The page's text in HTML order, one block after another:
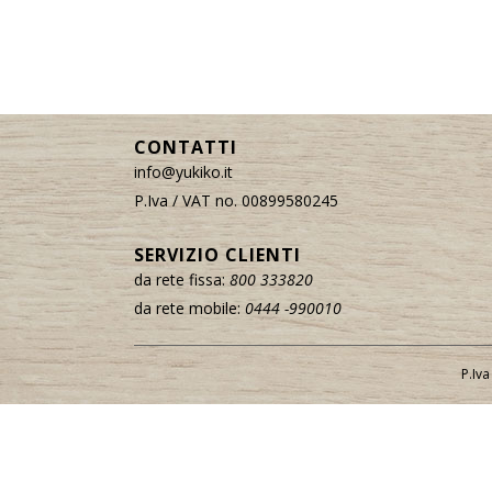
CONTATTI
info@yukiko.it
P.Iva / VAT no. 00899580245
SERVIZIO CLIENTI
da rete fissa: 800 333820
da rete mobile: 0444 -990010